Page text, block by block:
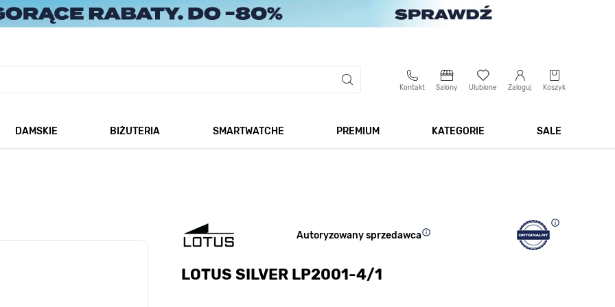
Kontakt Salony Ulubione Zaloguj Koszyk
DAMSKIE
BIŻUTERIA
SMARTWATCHE
PREMIUM
KATEGORIE
SALE
Autoryzowany sprzedawca
LOTUS SILVER LP2001-4/1